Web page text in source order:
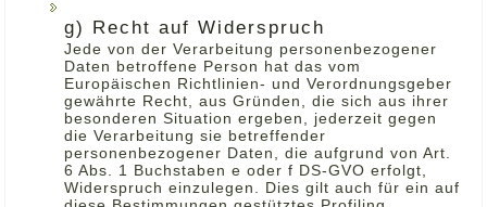
g) Recht auf Widerspruch
Jede von der Verarbeitung personenbezogener
Daten betroffene Person hat das vom
Europäischen Richtlinien- und Verordnungsgeber
gewährte Recht, aus Gründen, die sich aus ihrer
besonderen Situation ergeben, jederzeit gegen
die Verarbeitung sie betreffender
personenbezogener Daten, die aufgrund von Art.
6 Abs. 1 Buchstaben e oder f DS-GVO erfolgt,
Widerspruch einzulegen. Dies gilt auch für ein auf